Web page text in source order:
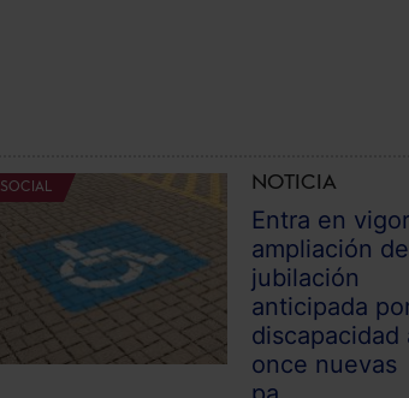
SOCIAL NOTICIA
Entra en
ampliación
jubilación
anticipada
discapacidad
once nuevas